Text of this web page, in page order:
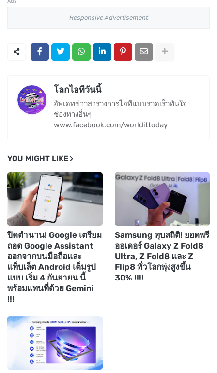
Responsive Advertisement
โลกไอทีวันนี้
อัพเดทข่าวสารวงการไอทีแบบรวดเร็วทันใจ
ช่องทางอื่นๆ
www.facebook.com/worldittoday
YOU MIGHT LIKE
ปิดตำนาน! Google เตรียม
ถอด Google Assistant
ออกจากบนมือถือและ
แท็บเล็ต Android เต็มรูป
แบบ เริ่ม 4 กันยายน นี้
พร้อมแทนที่ด้วย Gemini
!!!
Samsung ทุบสถิติ! ยอดพรี
ออเดอร์ Galaxy Z Fold8
Ultra, Z Fold8 และ Z
Flip8 ทั่วโลกพุ่งสูงขึ้น
30% !!!!